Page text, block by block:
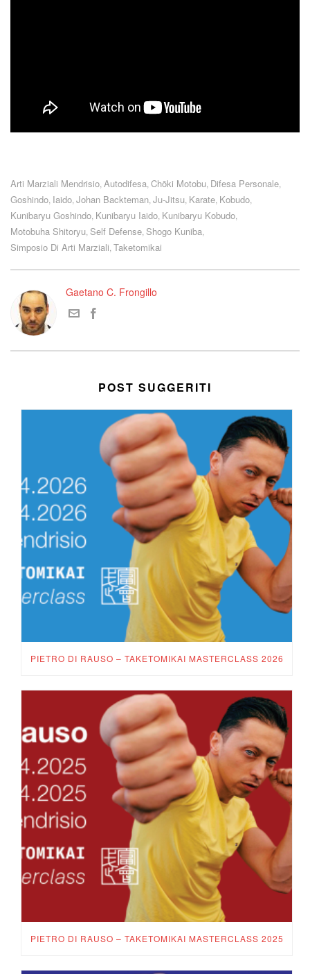
Arti Marziali Mendrisio Autodifesa Chōki Motobu Difesa Personale
Goshindo Iaido Johan Backteman Ju-Jitsu Karate Kobudo
Kunibaryu Goshindo Kunibaryu Iaido Kunibaryu Kobudo
Motobuha Shitoryu Self Defense Shogo Kuniba
Simposio Di Arti Marziali Taketomikai
Gaetano C. Frongillo
POST SUGGERITI
PIETRO DI RAUSO – TAKETOMIKAI MASTERCLASS 2026
PIETRO DI RAUSO – TAKETOMIKAI MASTERCLASS 2025